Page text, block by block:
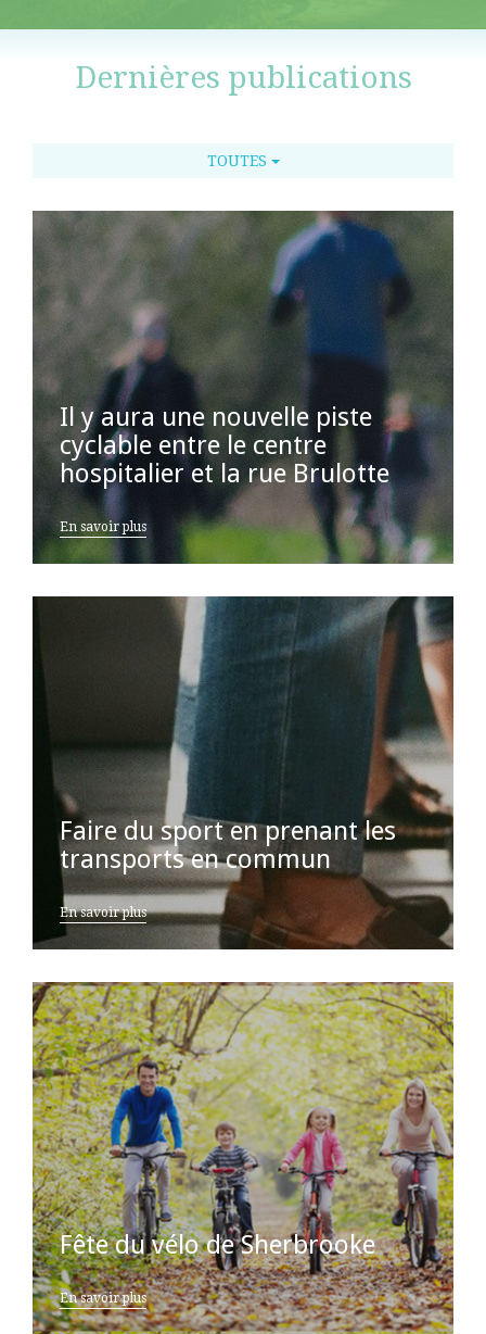
Dernières publications
TOUTES
Il y aura une nouvelle piste
cyclable entre le centre
hospitalier et la rue Brulotte
En savoir plus
Faire du sport en prenant les
transports en commun
En savoir plus
Fête du vélo de Sherbrooke
En savoir plus